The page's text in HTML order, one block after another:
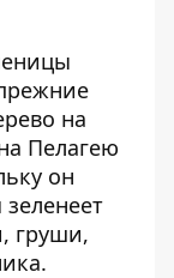
на
Пелагею
он
груши,